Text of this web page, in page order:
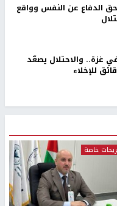
الدفاع عن النفس وواقع
غزة.. والاحتلال يصعّد
للإخلاء
خاصة